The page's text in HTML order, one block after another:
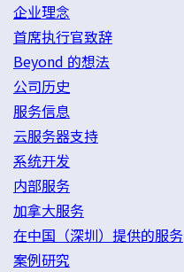
企业理念
首席执行官致辞
Beyond 的想法
公司历史
服务信息
云服务器支持
系统开发
内部服务
加拿大服务
在中国（深圳）提供的服务
案例研究